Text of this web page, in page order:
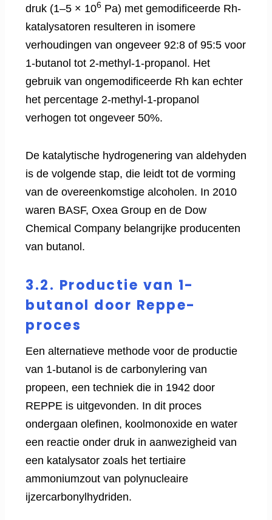
druk (1–5 × 106 Pa) met gemodificeerde Rh-
katalysatoren resulteren in isomere
verhoudingen van ongeveer 92:8 of 95:5 voor
1-butanol tot 2-methyl-1-propanol. Het
gebruik van ongemodificeerde Rh kan echter
het percentage 2-methyl-1-propanol
verhogen tot ongeveer 50%.
De katalytische hydrogenering van aldehyden
is de volgende stap, die leidt tot de vorming
van de overeenkomstige alcoholen. In 2010
waren BASF, Oxea Group en de Dow
Chemical Company belangrijke producenten
van butanol.
3.2. Productie van 1-
butanol door Reppe-
proces
Een alternatieve methode voor de productie
van 1-butanol is de carbonylering van
propeen, een techniek die in 1942 door
REPPE is uitgevonden. In dit proces
ondergaan olefinen, koolmonoxide en water
een reactie onder druk in aanwezigheid van
een katalysator zoals het tertiaire
ammoniumzout van polynucleaire
ijzercarbonylhydriden.